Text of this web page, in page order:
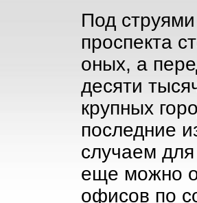
Под
проспекта
оных, а
десяти
крупных
последние
случаем
еще можно
офисов по